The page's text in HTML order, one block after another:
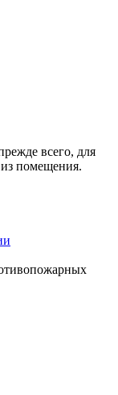
всего, для
помещения.